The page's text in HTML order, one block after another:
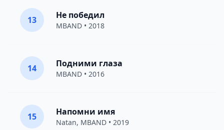
13 Не победил
MBAND • 2018
14 Подними глаза
MBAND • 2016
15 Напомни имя
Natan, MBAND • 2019